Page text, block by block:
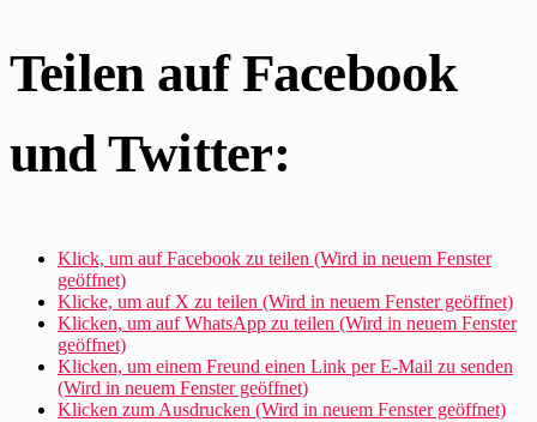
Teilen auf Facebook
und Twitter:
Klick, um auf Facebook zu teilen (Wird in neuem Fenster
geöffnet)
Klicke, um auf X zu teilen (Wird in neuem Fenster geöffnet)
Klicken, um auf WhatsApp zu teilen (Wird in neuem Fenster
geöffnet)
Klicken, um einem Freund einen Link per E-Mail zu senden
(Wird in neuem Fenster geöffnet)
Klicken zum Ausdrucken (Wird in neuem Fenster geöffnet)